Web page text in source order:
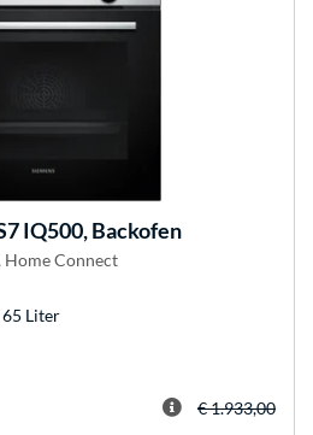
IQ500, Backofen
Home Connect
Liter
€ 1.933,00